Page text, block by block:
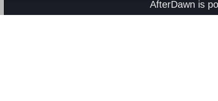
AfterDawn is